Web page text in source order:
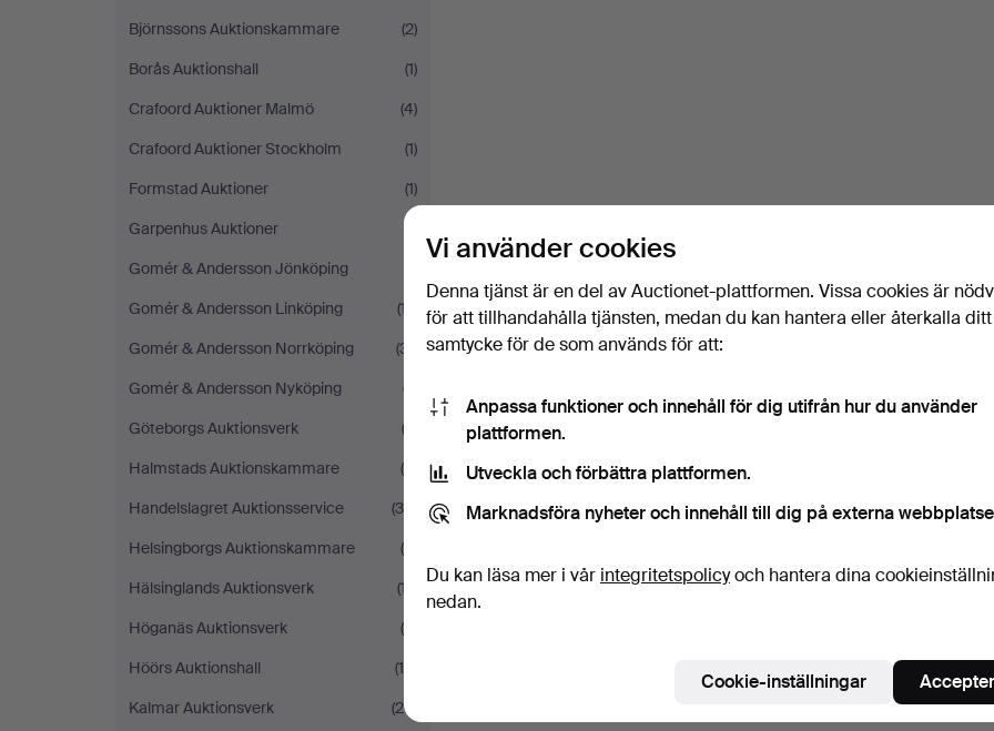
Björnssons Auktionskammare
(2)
Borås Auktionshall
(1)
Crafoord Auktioner Malmö
(4)
Crafoord Auktioner Stockholm
(1)
Formstad Auktioner
(1)
Garpenhus Auktioner
Gomér & Andersson Jönköping
Gomér & Andersson Linköping
(17)
Gomér & Andersson Norrköping
(31)
Gomér & Andersson Nyköping
(7)
Göteborgs Auktionsverk
(3)
Halmstads Auktionskammare
(8)
Handelslagret Auktionsservice
(35)
Helsingborgs Auktionskammare
(9)
Hälsinglands Auktionsverk
(17)
Höganäs Auktionsverk
(4)
Höörs Auktionshall
(10)
Kalmar Auktionsverk
(26)
Vi använder cookies
Denna tjänst är en del av Auctionet-plattformen. Vissa cookies är
för att tillhandahålla tjänsten, medan du kan hantera eller återkalla ditt
samtycke för de som används för att:
Anpassa funktioner och innehåll för dig utifrån hur du använder
plattformen.
Utveckla och förbättra plattformen.
Marknadsföra nyheter och innehåll till dig på externa
Du kan läsa mer i vår integritetspolicyoch hantera dina
nedan.
Cookie-inställningar